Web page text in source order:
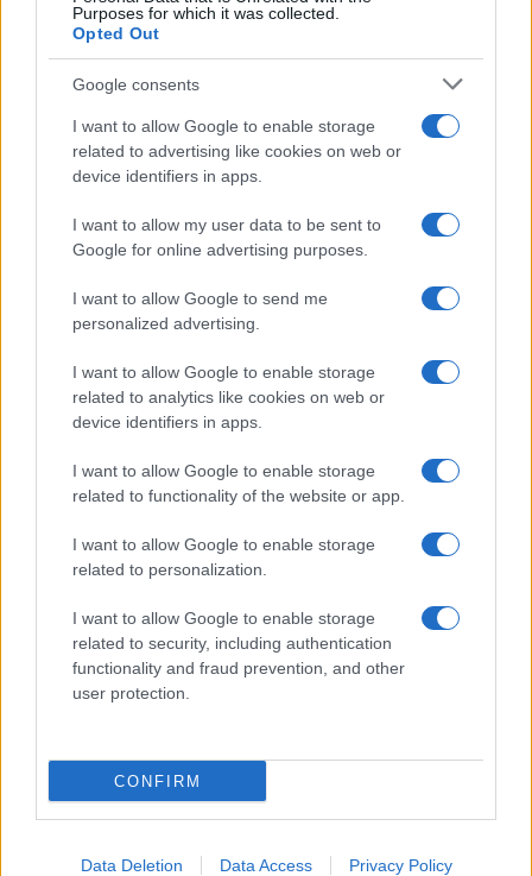
Purposes for which it was collected.
Opted Out
Google consents
I want to allow Google to enable storage
related to advertising like cookies on web or
device identifiers in apps.
I want to allow my user data to be sent to
Google for online advertising purposes.
I want to allow Google to send me
personalized advertising.
I want to allow Google to enable storage
related to analytics like cookies on web or
device identifiers in apps.
I want to allow Google to enable storage
related to functionality of the website or app.
I want to allow Google to enable storage
related to personalization.
I want to allow Google to enable storage
related to security, including authentication
functionality and fraud prevention, and other
user protection.
CONFIRM
Data Deletion Data Access Privacy Policy
NECROLOGIE
Mario Malu
Paolo Pinna
Martina Agostina Diturco
I nostri cari
I nostri cari